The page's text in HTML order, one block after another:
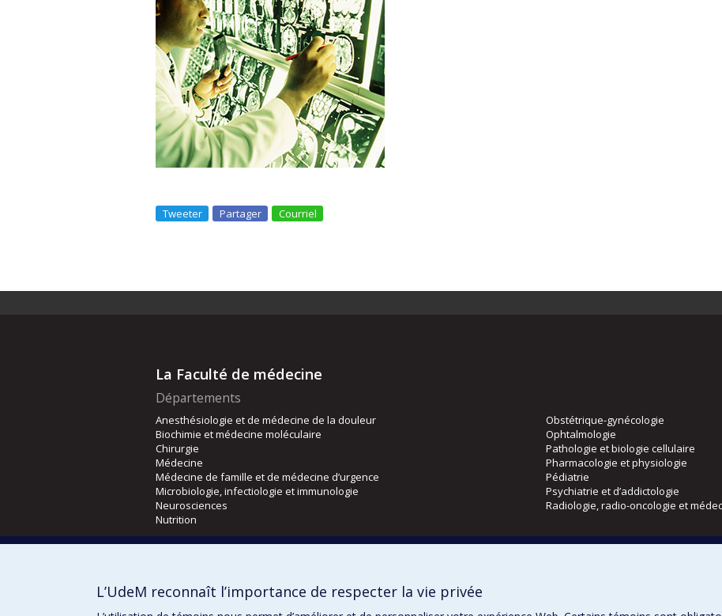
Tweeter Partager Courriel
La Faculté de médecine
Départements
Anesthésiologie et de médecine de la douleur
Biochimie et médecine moléculaire
Chirurgie
Médecine
Médecine de famille et de médecine d’urgence
Microbiologie, infectiologie et immunologie
Neurosciences
Nutrition
Obstétrique-gynécologie
Ophtalmologie
Pathologie et biologie cellulaire
Pharmacologie et physiologie
Pédiatrie
Psychiatrie et d’addictologie
Radiologie, radio-oncologie et
Orthophonie et audiologie
L’UdeM reconnaît l’importance de respecter la vie privée